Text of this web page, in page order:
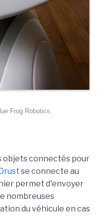
Frog Robotics.
objets connectés pour
se connecte au
permet d'envoyer
nombreuses
du véhicule en cas